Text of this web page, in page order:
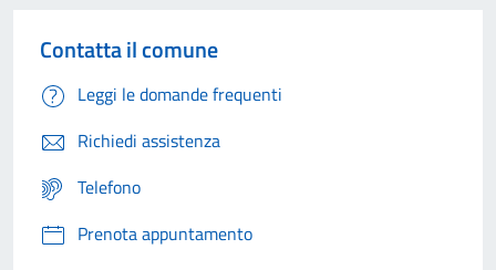
Contatta il comune
Leggi le domande frequenti
Richiedi assistenza
Telefono
Prenota appuntamento